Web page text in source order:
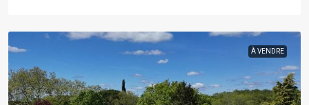
À VENDRE